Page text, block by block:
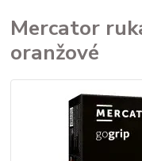
Mercator
oranžové